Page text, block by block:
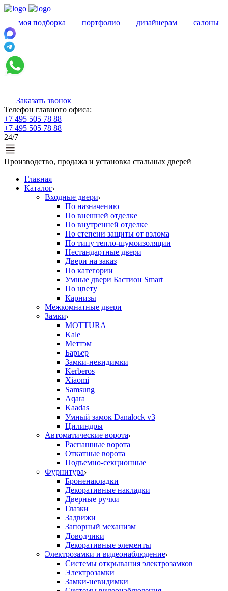
моя подборка портфолио дизайнерам салоны
Заказать звонок
Телефон главного офиса:
+7 495 505 78 88
+7 495 505 78 88
24/7
Производство, продажа и установка стальных дверей
Главная
Каталог
Входные двери
По назначению
По внешней отделке
По внутренней отделке
По степени защиты от взлома
По типу тепло-шумоизоляции
Нестандартные двери
Двери на заказ
По категории
Умные двери Бастион Smart
По цвету
Карнизы
Межкомнатные двери
Замки
MOTTURA
Kale
Меттэм
Барьер
Замки-невидимки
Kerberos
Xiaomi
Samsung
Aqara
Kaadas
Умный замок Danalock v3
Цилиндры
Автоматические ворота
Распашные ворота
Откатные ворота
Подъемно-секционные
Фурнитура
Броненакладки
Декоративные накладки
Дверные ручки
Глазки
Задвижи
Запорный механизм
Доводчики
Декоративные элементы
Электрозамки и видеонаблюдение
Системы открывания электрозамков
Электрозамки
Замки-невидимки